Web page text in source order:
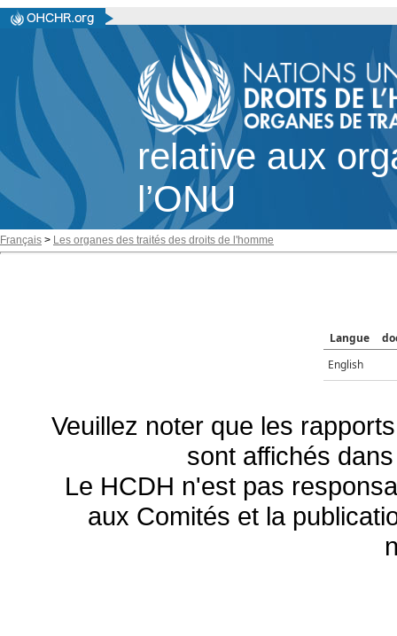
relative aux
l’ONU
Français > Les organes des traités des droits de l'homme
Langue
English
Veuillez noter que les
sont affichés
Le HCDH n'est pas
aux Comités et la